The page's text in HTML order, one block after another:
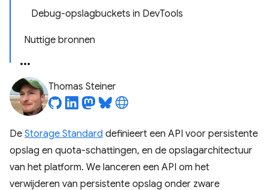
Debug-opslagbuckets in DevTools
Nuttige bronnen
Thomas Steiner
De Storage Standard definieert een API voor persistente
opslag en quota-schattingen, en de opslagarchitectuur
van het platform. We lanceren een API om het
verwijderen van persistente opslag onder zware